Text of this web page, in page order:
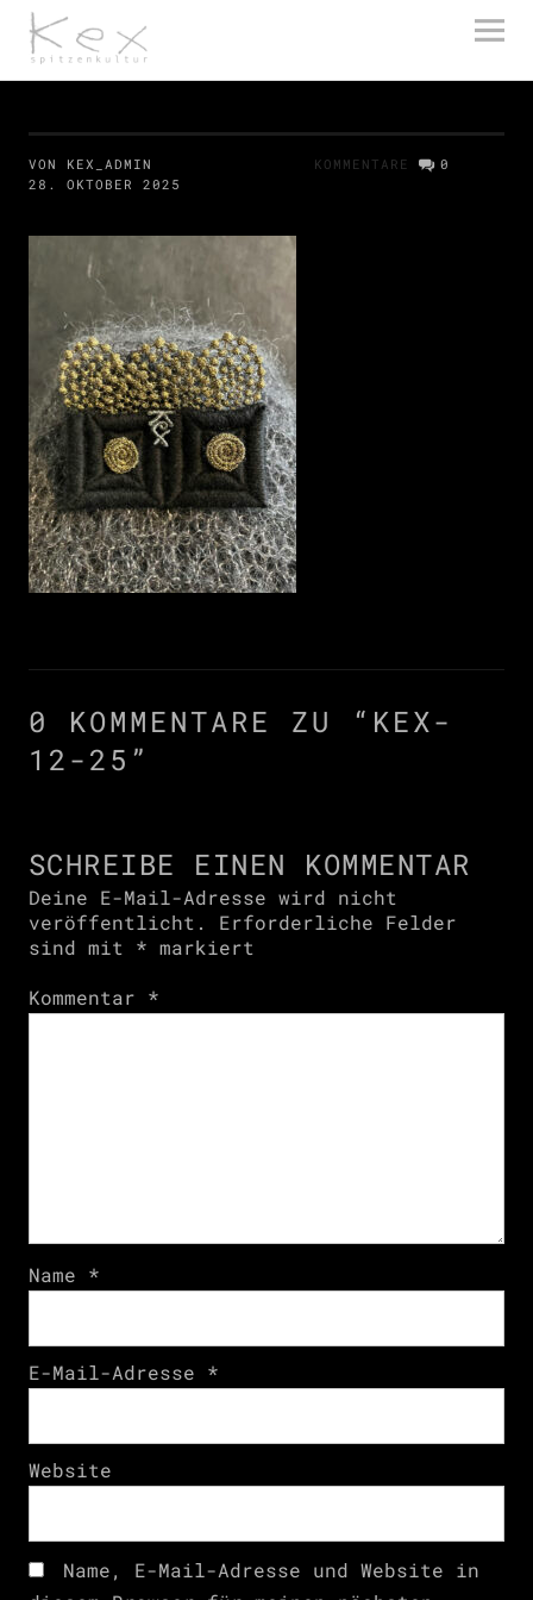
kex spitzenkultur
VON KEX_ADMIN
28. OKTOBER 2025
KOMMENTARE 0
0 KOMMENTARE ZU “ KEX-
12-25 ”
SCHREIBE EINEN KOMMENTAR
Deine E-Mail-Adresse wird nicht
veröffentlicht.
Erforderliche Felder
sind mit * markiert
Kommentar *
Name *
E-Mail-Adresse *
Website
Name, E-Mail-Adresse und Website in